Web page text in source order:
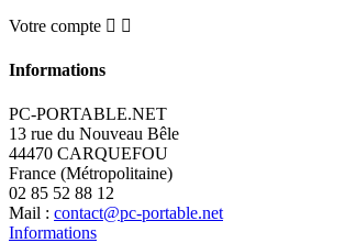
Votre compte  
Informations
PC-PORTABLE.NET
13 rue du Nouveau Bêle
44470 CARQUEFOU
France (Métropolitaine)
02 85 52 88 12
Mail : contact@pc-portable.net
Informations